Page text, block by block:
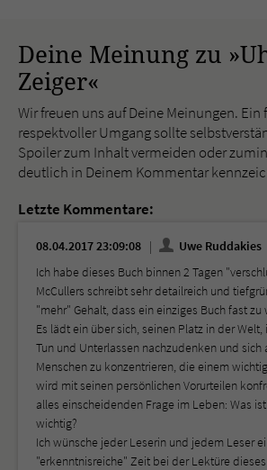
Deine Meinung zu
Zeiger«
Wir freuen uns auf Deine Meinungen. Ein
respektvoller Umgang sollte
Spoiler zum Inhalt vermeiden oder
deutlich in Deinem Kommentar
Letzte Kommentare:
08.04.2017 23:09:08
Uwe Ruddakies
Ich habe dieses Buch binnen 2 Tagen
McCullers schreibt sehr detailreich und
"mehr" Gehalt, dass ein einziges Buch fast zu
Es lädt ein über sich, seinen Platz in der
Tun und Unterlassen nachzudenken und sich
Menschen zu konzentrieren, die einem
wird mit seinen persönlichen Vorurteilen
alles einscheidenden Frage im Leben: Was
wichtig?
Ich wünsche jeder Leserin und jedem Leser
"erkenntnisreiche" Zeit bei der Lektüre